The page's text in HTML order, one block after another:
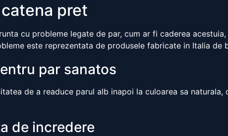
pret
cu probleme legate de par, cum ar fi caderea
este reprezentata de produsele fabricate in Italia de
par sanatos
de a readuce parul alb inapoi la culoarea sa
de incredere